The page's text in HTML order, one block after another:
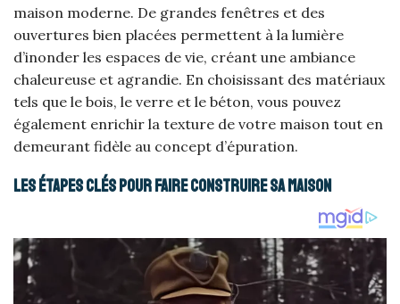
maison moderne. De grandes fenêtres et des
ouvertures bien placées permettent à la lumière
d’inonder les espaces de vie, créant une ambiance
chaleureuse et agrandie. En choisissant des matériaux
tels que le bois, le verre et le béton, vous pouvez
également enrichir la texture de votre maison tout en
demeurant fidèle au concept d’épuration.
Les étapes clés pour faire construire sa maison